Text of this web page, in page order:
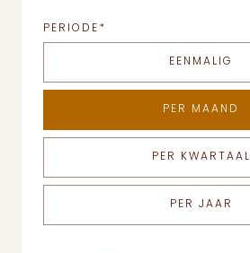
PERIODE *
EENMALIG
PER MAAND
PER KWARTAAL
PER JAAR